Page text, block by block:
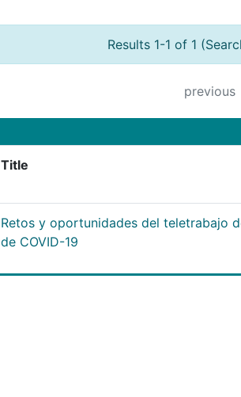
Results 1-1 of 1
previous
Title
Retos y oportunidades del teletrabajo
de COVID-19